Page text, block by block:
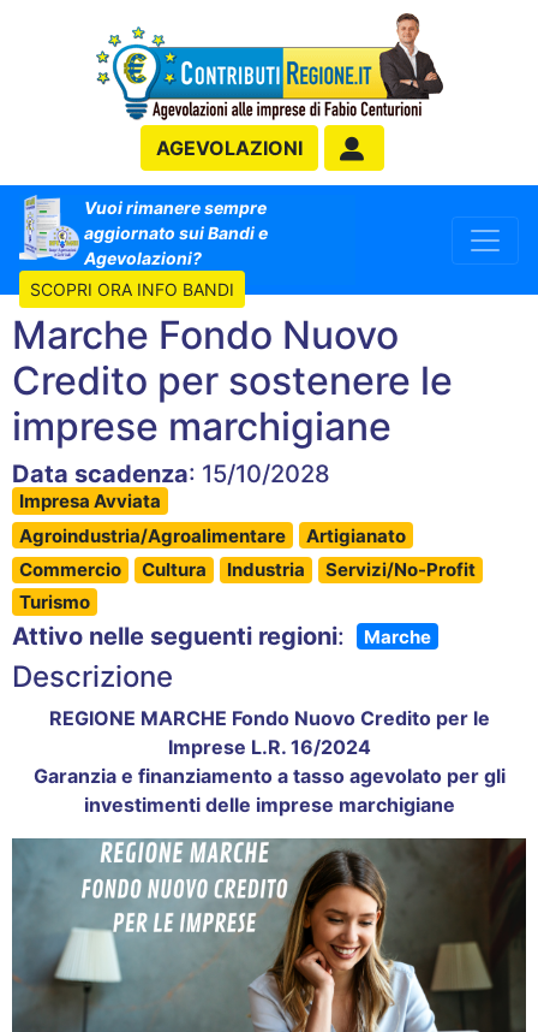
AGEVOLAZIONI
Vuoi rimanere sempre
aggiornato sui Bandi e
Agevolazioni?
SCOPRI ORA INFO BANDI
Marche Fondo Nuovo
Credito per sostenere le
imprese marchigiane
Data scadenza: 15/10/2028
Impresa Avviata
Agroindustria/Agroalimentare
Artigianato
Commercio
Cultura Industria
Servizi/No-Profit
Turismo
Attivo nelle seguenti regioni: Marche
Descrizione
REGIONE MARCHE Fondo Nuovo Credito per le
Imprese L.R. 16/2024
Garanzia e finanziamento a tasso agevolato per gli
investimenti delle imprese marchigiane